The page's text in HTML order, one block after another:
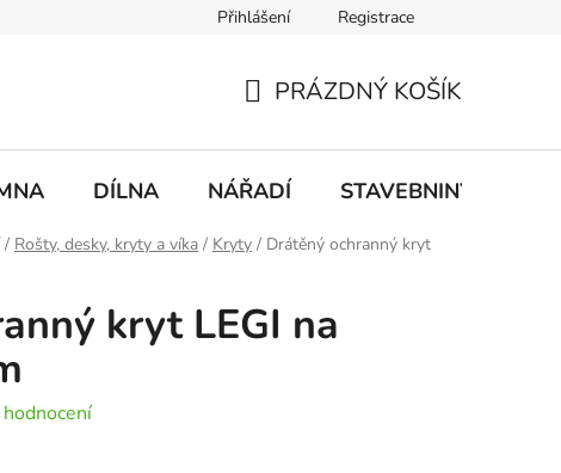
Doprava a platbaPřihlášení Registrace
KOŠÍK
PRÁZDNÝ KOŠÍK
DÍLNA NÁŘADÍ STAVEBNINY
/ Rošty, desky, kryty a víka / Kryty / Drátěný ochranný kryt
kryt LEGI na